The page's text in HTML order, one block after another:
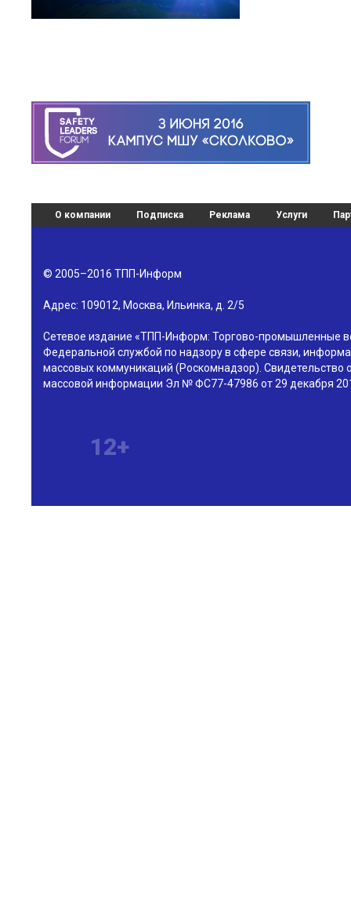
О компании Подписка Реклама Услуги
© 2005–2016 ТПП-Информ
Адрес: 109012, Москва, Ильинка, д. 2/5
Сетевое издание «ТПП-Информ: Торгово-промышленные
Федеральной службой по надзору в сфере связи,
массовых коммуникаций (Роскомнадзор). Свидетельство
массовой информации Эл № ФС77-47986 от 29 декабря
12+